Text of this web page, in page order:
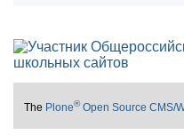
The Plone®Open Source CMS/